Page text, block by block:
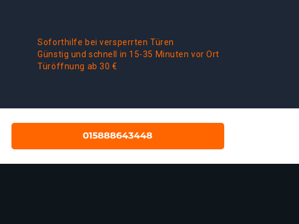
Soforthilfe bei versperrten Türen
Günstig und schnell in 15-35 Minuten vor Ort
Türöffnung ab 30 €